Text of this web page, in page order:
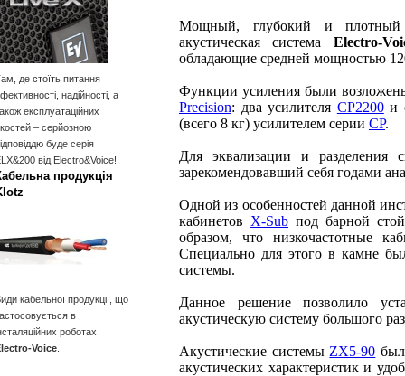
де стоїть питання
надійності, а
експлуатаційних
– серйозною
буде серія
від Electro&Voice!
продукція
кабельної продукції, що
в
роботах
Voice
Мощный, глубокий и плотный
акустическая система Electro-
обладающие средней мощностью
Функции усиления были
Precision: два усилителя CP2200и
(всего 8 кг) усилителем серии CP.
Для эквализации и разделения
зарекомендовавший себя годами
Одной из особенностей данной
кабинетов X-Sub под барной
образом, что низкочастотные
Специально для этого в камне
системы.
Данное решение позволило
акустическую систему большого
Акустические системыZX5-90
акустических характеристик и